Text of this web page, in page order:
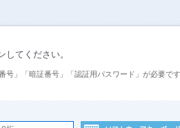
てください。
」「暗証番号」「認証用パスワード」が必要です